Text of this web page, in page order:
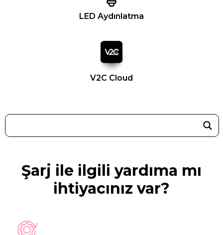
LED Aydınlatma
V2C Cloud
Şarj ile ilgili yardıma mı
ihtiyacınız var?